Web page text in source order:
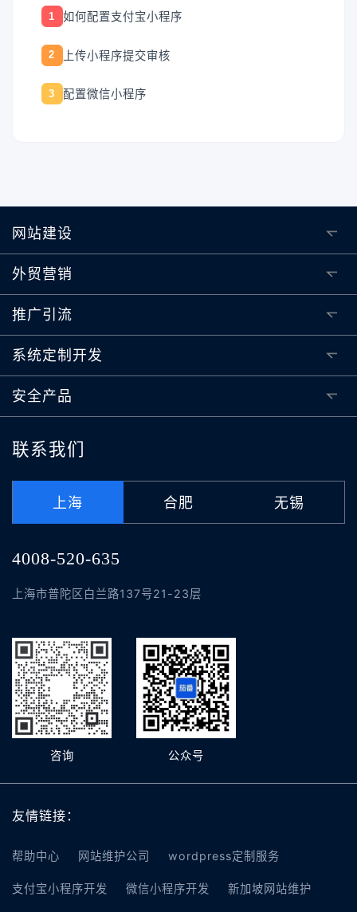
1 如何配置支付宝小程序
2 上传小程序提交审核
3 配置微信小程序
网站建设
外贸营销
推广引流
系统定制开发
安全产品
联系我们
上海 合肥 无锡
4008-520-635
上海市普陀区白兰路137号21-23层
咨询 公众号
友情链接：
帮助中心 网站维护公司 wordpress定制服务
支付宝小程序开发 微信小程序开发 新加坡网站维护